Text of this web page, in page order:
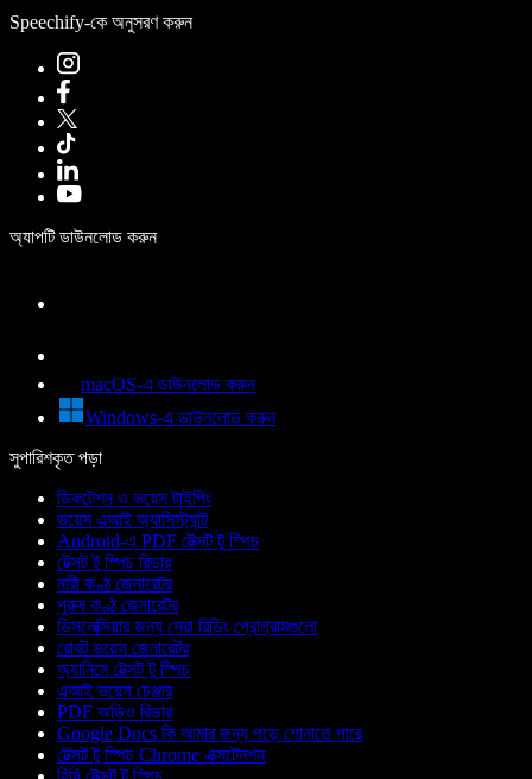
Speechify-কে অনুসরণ করুন
অ্যাপটি ডাউনলোড করুন
macOS-এ ডাউনলোড করুন
Windows-এ ডাউনলোড করুন
সুপারিশকৃত পড়া
ডিকটেশন ও ভয়েস টাইপিং
ভয়েস এআই অ্যাসিস্ট্যান্ট
Android-এ PDF টেক্সট টু স্পিচ
টেক্সট টু স্পিচ রিডার
নারী কণ্ঠ জেনারেটর
পুরুষ কণ্ঠ জেনারেটর
ডিসলেক্সিয়ার জন্য সেরা রিডিং প্রোগ্রামগুলো
রোবট ভয়েস জেনারেটর
অ্যানিমে টেক্সট টু স্পিচ
এআই ভয়েস চেঞ্জার
PDF অডিও রিডার
Google Docs কি আমার জন্য পড়ে শোনাতে পারে
টেক্সট টু স্পিচ Chrome এক্সটেনশন